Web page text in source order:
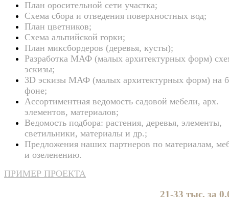
План оросительной сети участка;
Схема сбора и отведения поверхностных вод;
План цветников;
Схема альпийской горки;
План миксбордеров (деревья, кусты);
Разработка МАФ (малых архитектурных форм)
эскизы;
3D эскизы МАФ (малых архитектурных форм) на
фоне;
Ассортиментная ведомость садовой мебели, арх.
элементов, материалов;
Ведомость подбора: растения, деревья, элементы,
светильники, материалы и др.;
Предложения наших партнеров по материалам,
и озеленению.
ПРИМЕР ПРОЕКТА
21-33 тыс. за